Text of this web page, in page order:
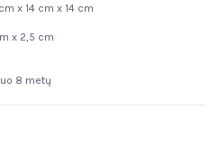
x 14 cm x 14 cm
x 2,5 cm
8 metų